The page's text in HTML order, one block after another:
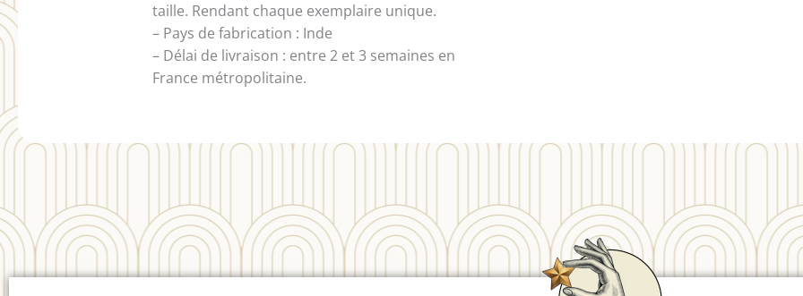
taille. Rendant chaque exemplaire unique.
– Pays de fabrication : Inde
– Délai de livraison : entre 2 et 3 semaines en
France métropolitaine.